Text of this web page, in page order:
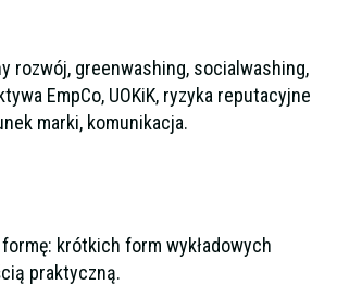
rozwój, greenwashing, socialwashing,
EmpCo, UOKiK, ryzyka reputacyjne
marki, komunikacja.
krótkich form wykładowych
praktyczną.